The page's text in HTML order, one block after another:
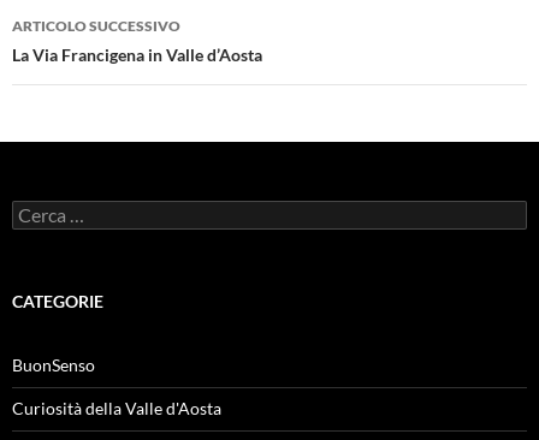
ARTICOLO SUCCESSIVO
La Via Francigena in Valle d’Aosta
Ricerca
per:
CATEGORIE
BuonSenso
Curiosità della Valle d'Aosta